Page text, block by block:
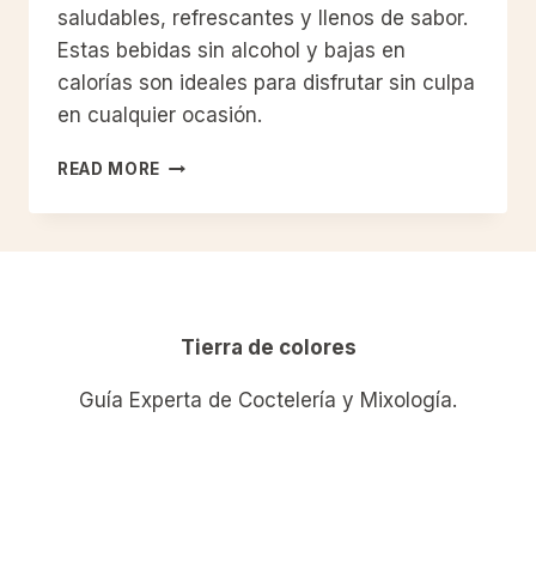
saludables, refrescantes y llenos de sabor.
Estas bebidas sin alcohol y bajas en
calorías son ideales para disfrutar sin culpa
en cualquier ocasión.
READ MORE MOCKTAILS
BEBIDAS
Tierra de colores
Guía Experta de Coctelería y Mixología.